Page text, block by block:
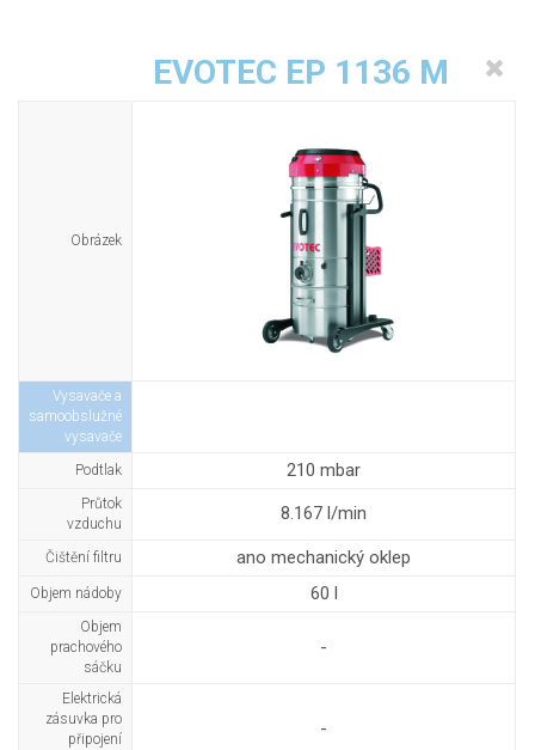
EVOTEC EP 1136 M
Obrázek
Vysavače a
samoobslužné
vysavače
Podtlak
210 mbar
Průtok
vzduchu
8.167 l/min
Čištění filtru ano mechanický oklep
Objem nádoby 60 l
Objem
prachového
sáčku
-
Elektrická
zásuvka pro
připojení
-